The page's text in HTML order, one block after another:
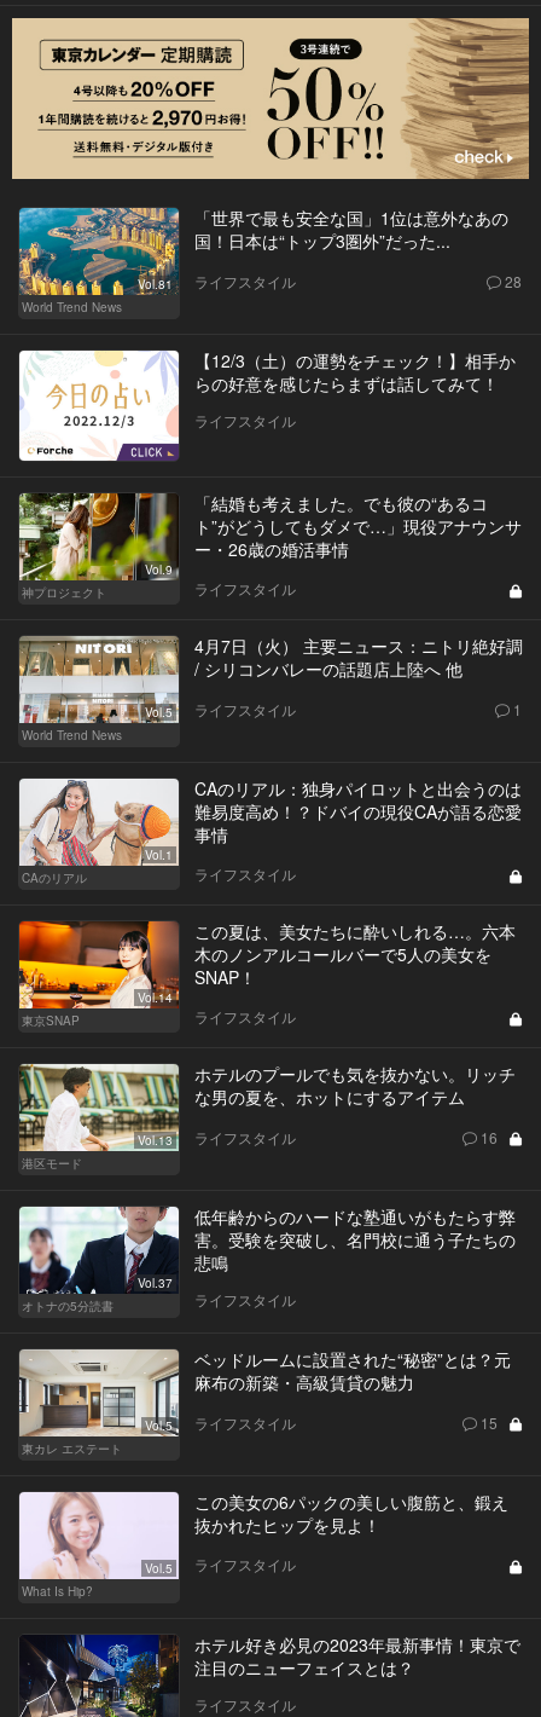
Vol.81
World Trend News
「世界で最も安全な国」1位は意外なあの
国！日本は“トップ3圏外”だった...
ライフスタイル 28
【12/3（土）の運勢をチェック！】相手か
らの好意を感じたらまずは話してみて！
ライフスタイル
Vol.9
神プロジェクト
「結婚も考えました。でも彼の“あるコ
ト”がどうしてもダメで…」現役アナウンサ
ー・26歳の婚活事情
ライフスタイル
Vol.5
World Trend News
4月7日（火） 主要ニュース：ニトリ絶好調
/ シリコンバレーの話題店上陸へ 他
ライフスタイル 1
Vol.1
CAのリアル
CAのリアル：独身パイロットと出会うのは
難易度高め！？ドバイの現役CAが語る恋愛
事情
ライフスタイル
Vol.14
東京SNAP
この夏は、美女たちに酔いしれる…。六本
木のノンアルコールバーで5人の美女を
SNAP！
ライフスタイル
Vol.13
港区モード
ホテルのプールでも気を抜かない。リッチ
な男の夏を、ホットにするアイテム
ライフスタイル 16
Vol.37
オトナの5分読書
低年齢からのハードな塾通いがもたらす弊
害。受験を突破し、名門校に通う子たちの
悲鳴
ライフスタイル
Vol.5
東カレ エステート
ベッドルームに設置された“秘密”とは？元
麻布の新築・高級賃貸の魅力
ライフスタイル 15
Vol.5
What Is Hip?
この美女の6パックの美しい腹筋と、鍛え
抜かれたヒップを見よ！
ライフスタイル
ホテル好き必見の2023年最新事情！東京で
注目のニューフェイスとは？
ライフスタイル